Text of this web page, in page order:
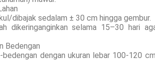
dibajak sedalam ± 30 cm hingga gembur.
dikeringanginkan selama 15–30 hari
Bedengan
bedengan dengan ukuran lebar 100-120